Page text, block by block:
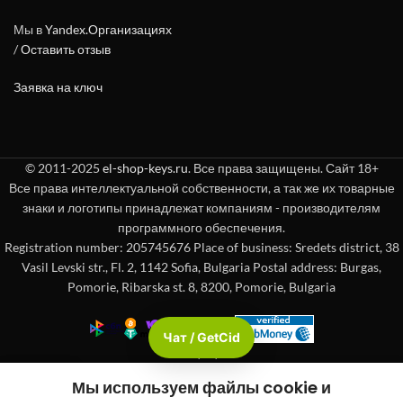
Мы вYandex.Организациях
/Оставить отзыв
Заявка на ключ
© 2011-2025 el-shop-keys.ru. Все права защищены. Сайт 18+
Все права интеллектуальной собственности, а так же их товарные
знаки и логотипы принадлежат компаниям - производителям
программного обеспечения.
Registration number: 205745676 Place of business: Sredets district, 38
Vasil Levski str., Fl. 2, 1142 Sofia, Bulgaria Postal address: Burgas,
Pomorie, Ribarska st. 8, 8200, Pomorie, Bulgaria
Мы используем файлы cookie и
Чат / GetCid